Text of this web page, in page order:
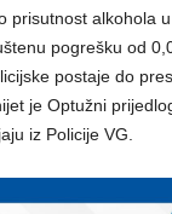
prisutnost alkohola
pogrešku od
postaje do
je Optužni
iz Policije VG.